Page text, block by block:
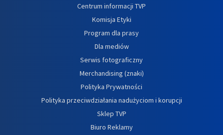
Centrum informacji TVP
Komisja Etyki
Program dla prasy
Dla mediów
Serwis fotograficzny
Merchandising (znaki)
Polityka Prywatności
Polityka przeciwdziałania nadużyciom i korupcji
Sklep TVP
Biuro Reklamy